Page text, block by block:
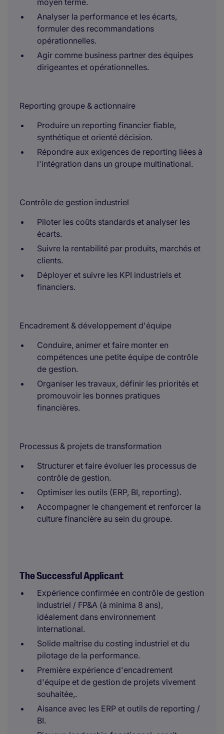
moyen terme.
Analyser la performance et les écarts,
formuler des recommandations
opérationnelles.
Agir comme business partner des équipes
dirigeantes et opérationnelles.
Reporting groupe & actionnaire
Produire un reporting financier fiable,
synthétique et orienté décision.
Répondre aux exigences de reporting liées à
l'intégration dans un groupe multinational.
Contrôle de gestion industriel
Piloter les coûts standards et analyser les
écarts.
Suivre la rentabilité par produits, marchés et
clients.
Déployer et suivre les KPI industriels et
financiers.
Encadrement & développement d'équipe
Conduire, animer et faire monter en
compétences une petite équipe de contrôle
de gestion.
Organiser les travaux, définir les priorités et
promouvoir les bonnes pratiques
financières.
Processus & projets de transformation
Structurer et faire évoluer les processus de
contrôle de gestion.
Optimiser les outils (ERP, BI, reporting).
Accompagner le changement et renforcer la
culture financière au sein du groupe.
The Successful Applicant
Expérience confirmée en contrôle de gestion
industriel / FP&A (à minima 8 ans),
idéalement dans environnement
international.
Solide maîtrise du costing industriel et du
pilotage de la performance.
Première expérience d'encadrement
d'équipe et de gestion de projets vivement
souhaitée,.
Aisance avec les ERP et outils de reporting /
BI.